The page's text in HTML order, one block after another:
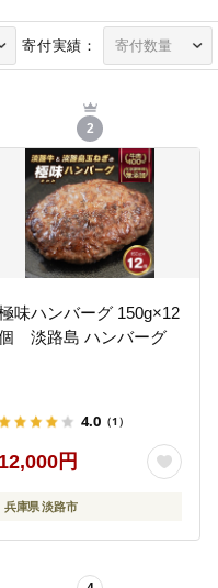
寄付実績：
2
味ハンバーグ 150g×12
個 淡路島 ハンバーグ
4.0 （1）
12,000円
兵庫県 淡路市